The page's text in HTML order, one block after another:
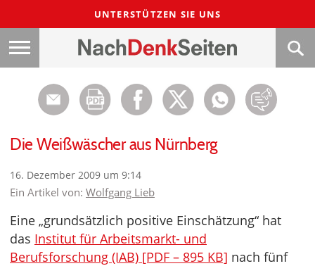
UNTERSTÜTZEN SIE UNS
Die Weißwäscher aus Nürnberg
16. Dezember 2009 um 9:14
Ein Artikel von: Wolfgang Lieb
Eine „grundsätzlich positive Einschätzung“ hat
das Institut für Arbeitsmarkt- und
Berufsforschung (IAB) [PDF – 895 KB] nach fünf